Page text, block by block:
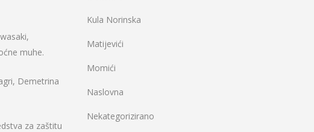
muhe.
Demetrina
za zaštitu
Kula Norinska
Matijevići
Momići
Naslovna
Nekategorizirano